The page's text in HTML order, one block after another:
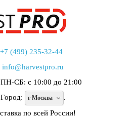
+7 (499) 235-32-44
info@harvestpro.ru
СБ: с 10:00 до 21:00
Город:
г Москва
.
по всей России!